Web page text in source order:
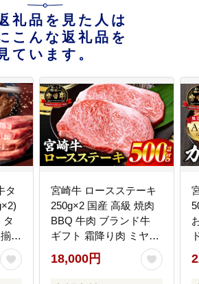
礼品を見た人は
こんな返礼品を
ています。
タ
タ
い
簡
ン
グ
宮崎牛 ロースステーキ
250g×2 国産 高級 焼肉
BBQ 牛肉 ブランド牛
ギフト 霜降り肉 ミヤチ
18,000円